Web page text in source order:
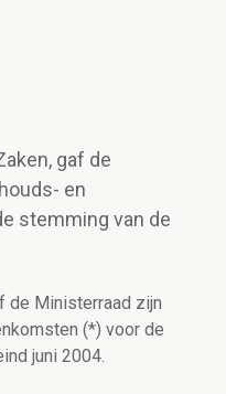
gaf de
en
stemming van de
de Ministerraad zijn
(*) voor de
juni 2004.